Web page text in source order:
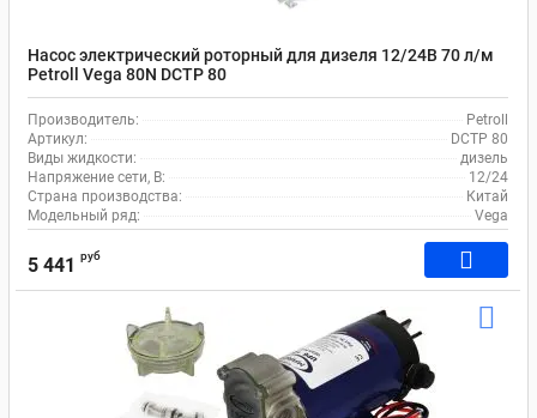
Насос электрический роторный для дизеля 12/24В 70 л/м
Petroll Vega 80N DCTP 80
Производитель:
Petroll
Артикул:
DCTP 80
Виды жидкости:
дизель
Напряжение сети, В:
12/24
Страна производства:
Китай
Модельный ряд:
Vega
5 441 руб